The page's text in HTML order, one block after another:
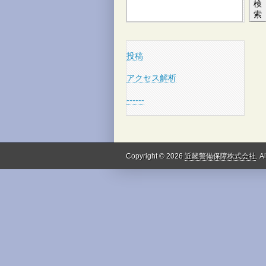
検
索
投稿
アクセス解析
------
Copyright © 2026 近畿警備保障株式会社.